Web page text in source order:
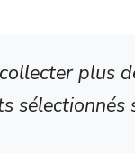
plus